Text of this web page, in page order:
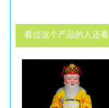
看过这个产品的人还